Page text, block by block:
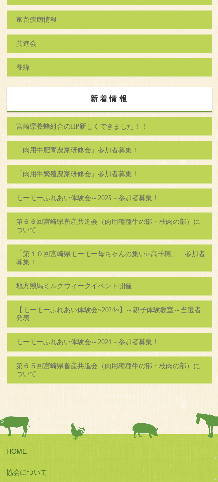
家畜疾病情報
共進会
養蜂
新着情報
宮崎県養蜂組合のHP新しくできました！！
「肉用牛肥育農家研修会」参加者募集！
「肉用牛繁殖農家研修会」参加者募集！
モーモーふれあい体験会～2025～参加者募集！
第６６回宮崎県畜産共進会（肉用種種牛の部・枝肉の部）に
ついて
「第１０回宮崎県モーモー母ちゃんの集いin高千穂」 参加者
募集！
地方競馬ミルクウィークイベント開催
【モーモーふれあい体験会~2024~】～親子体験教室～当選者
発表
モーモーふれあい体験会～2024～参加者募集！
第６５回宮崎県畜産共進会（肉用種種牛の部・枝肉の部）に
ついて
HOME
協会について